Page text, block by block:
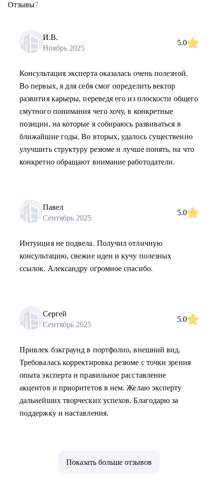
Отзывы7
И.В.
Ноябрь 2025
5.0
Консультация эксперта оказалась очень полезной.
Во первых, я для себя смог определить вектор
развития карьеры, переведя его из плоскости общего
смутного понимания чего хочу, в конкретные
позиции, на которые я собираюсь развиваться в
ближайшие годы. Во вторых, удалось существенно
улучшить структуру резюме и лучше понять, на что
конкретно обращают внимание работодатели.
Павел
Сентябрь 2025
5.0
Интуиция не подвела. Получил отличную
консультацию, свежие идеи и кучу полезных
ссылок. Александру огромное спасибо.
Сергей
Сентябрь 2025
5.0
Привлек бэкграунд в портфолио, внешний вид.
Требовалась корректировка резюме с точки зрения
опыта эксперта и правильное расставление
акцентов и приоритетов в нем. Желаю эксперту
дальнейших творческих успехов. Благодарю за
поддержку и наставления.
Показать больше отзывов